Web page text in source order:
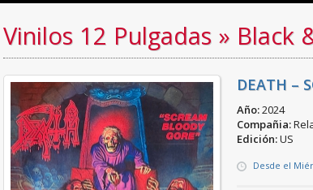
Vinilos 12 Pulgadas » Black
DEATH –
Año:2024
Compañia:
Edición:US
Desde el